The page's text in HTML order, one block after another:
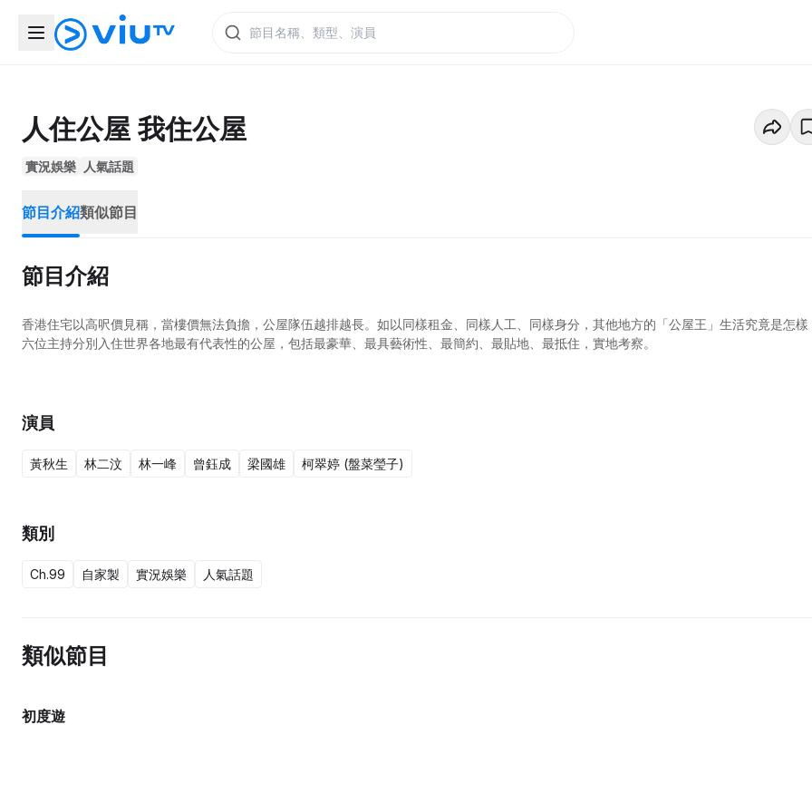
人住公屋 我住公屋
實況娛樂 人氣話題
節目介紹類似節目
節目介紹
香港住宅以高呎價見稱，當樓價無法負擔，公屋隊伍越排越長。如以同樣租金、同樣人工、同樣身分，其他地方的「公屋王」生活究竟是怎樣
六位主持分別入住世界各地最有代表性的公屋，包括最豪華、最具藝術性、最簡約、最貼地、最抵住，實地考察。
演員
黃秋生 林二汶 林一峰 曾鈺成 梁國雄 柯翠婷 (盤菜瑩子)
類別
Ch.99 自家製 實況娛樂 人氣話題
類似節目
初度遊